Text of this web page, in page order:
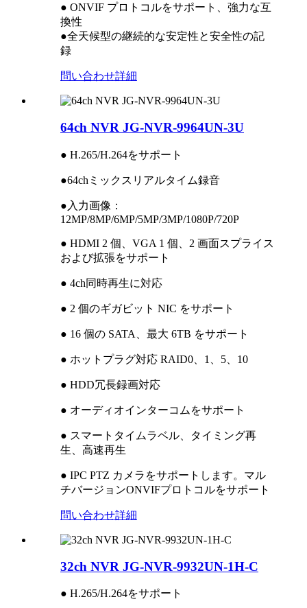
● ONVIF プロトコルをサポート、強力な互
換性
●全天候型の継続的な安定性と安全性の記
録
問い合わせ詳細
64ch NVR JG-NVR-9964UN-3U
● H.265/H.264をサポート
●64chミックスリアルタイム録音
●入力画像：
12MP/8MP/6MP/5MP/3MP/1080P/720P
● HDMI 2 個、VGA 1 個、2 画面スプライス
および拡張をサポート
● 4ch同時再生に対応
● 2 個のギガビット NIC をサポート
● 16 個の SATA、最大 6TB をサポート
● ホットプラグ対応 RAID0、1、5、10
● HDD冗長録画対応
● オーディオインターコムをサポート
● スマートタイムラベル、タイミング再
生、高速再生
● IPC PTZ カメラをサポートします。マル
チバージョンONVIFプロトコルをサポート
問い合わせ詳細
32ch NVR JG-NVR-9932UN-1H-C
● H.265/H.264をサポート